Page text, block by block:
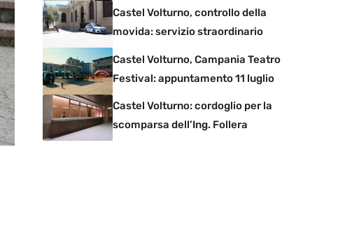
Castel Volturno, controllo della
movida: servizio straordinario
Castel Volturno, Campania Teatro
Festival: appuntamento 11 luglio
Castel Volturno: cordoglio per la
scomparsa dell’Ing. Follera